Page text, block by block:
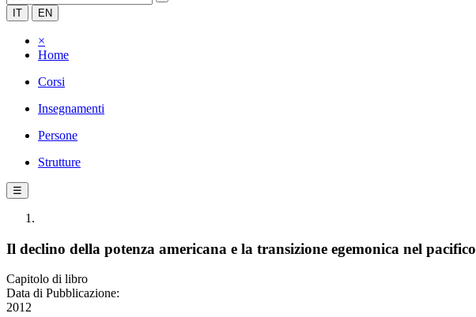
IT EN
×
Home
Corsi
Insegnamenti
Persone
Strutture
☰
Il declino della potenza americana e la transizione egemonica nel pacifico
Capitolo di libro
Data di Pubblicazione:
2012